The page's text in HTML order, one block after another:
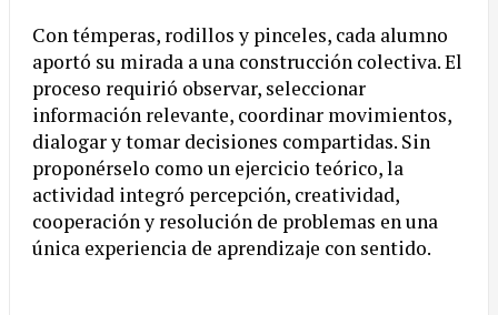
Con témperas, rodillos y pinceles, cada alumno
aportó su mirada a una construcción colectiva. El
proceso requirió observar, seleccionar
información relevante, coordinar movimientos,
dialogar y tomar decisiones compartidas. Sin
proponérselo como un ejercicio teórico, la
actividad integró percepción, creatividad,
cooperación y resolución de problemas en una
única experiencia de aprendizaje con sentido.